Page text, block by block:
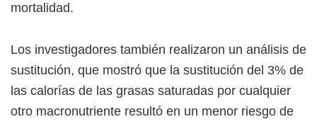
mortalidad.
Los investigadores también realizaron un análisis de
sustitución, que mostró que la sustitución del 3% de
las calorías de las grasas saturadas por cualquier
otro macronutriente resultó en un menor riesgo de